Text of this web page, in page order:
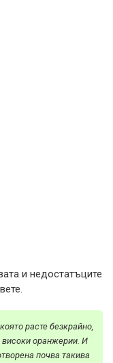
и недостатъците
расте безкрайно,
високи оранжерии. И
почва такива